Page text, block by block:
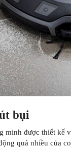
bụi
minh được thiết kế
quá nhiều của